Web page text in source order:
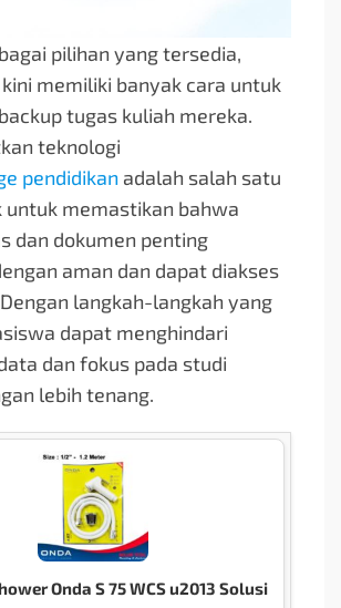
pilihan yang tersedia,
memiliki banyak cara untuk
tugas kuliah mereka.
teknologi
pendidikan adalah salah satu
untuk memastikan bahwa
dan dokumen penting
aman dan dapat diakses
langkah-langkah yang
dapat menghindari
dan fokus pada studi
lebih tenang.
Onda S 75 WCS u2013 Solusi